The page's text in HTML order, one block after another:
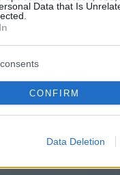
Data that Is
CONFIRM
Data Deletion
del
nota nel settore
di carburante